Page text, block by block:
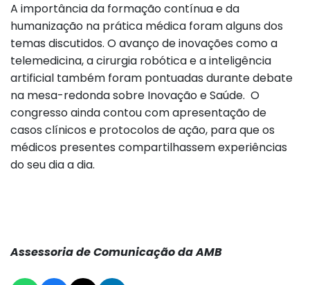
A importância da formação contínua e da
humanização na prática médica foram alguns dos
temas discutidos. O avanço de inovações como a
telemedicina, a cirurgia robótica e a inteligência
artificial também foram pontuadas durante debate
na mesa-redonda sobre Inovação e Saúde. O
congresso ainda contou com apresentação de
casos clínicos e protocolos de ação, para que os
médicos presentes compartilhassem experiências
do seu dia a dia.
Assessoria de Comunicação da AMB